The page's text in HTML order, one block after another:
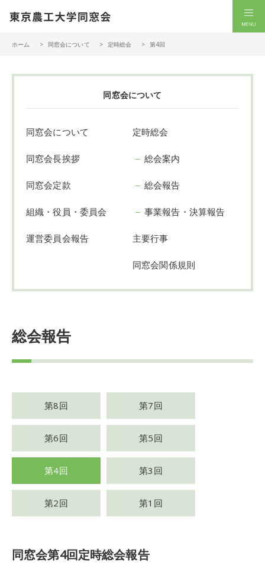
ホーム 同窓会について 定時総会 第4回
同窓会について
同窓会について
同窓会長挨拶
同窓会定款
組織・役員・委員会
運営委員会報告
定時総会
総会案内
総会報告
事業報告・決算報告
主要行事
同窓会関係規則
総会報告
第8回 第7回
第6回 第5回
第4回 第3回
第2回 第1回
同窓会第4回定時総会報告